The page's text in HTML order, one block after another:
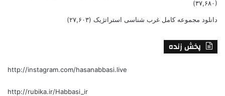
(۳۷,۶۸۰)
دانلود مجموعه کامل غرب شناسی استراتژیک (۲۷,۶۰۳)
پخش زنده
http://instagram.com/hasanabbasi.live
http://rubika.ir/Habbasi_ir